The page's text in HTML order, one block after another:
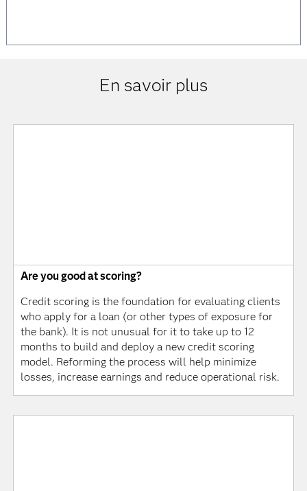
En savoir plus
Are you good at scoring?
Credit scoring is the foundation for evaluating clients
who apply for a loan (or other types of exposure for
the bank). It is not unusual for it to take up to 12
months to build and deploy a new credit scoring
model. Reforming the process will help minimize
losses, increase earnings and reduce operational risk.